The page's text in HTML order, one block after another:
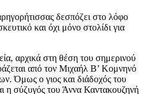
δεσπόζει στο λόφο
και όχι μόνο στολίδι για
αρχικά στη θέση του σημερινού
από τον Μιχαήλ Β’ Κομνηνό
Όμως ο γιος και διάδοχός του
η σύζυγός του Άννα Καντακουζηνή